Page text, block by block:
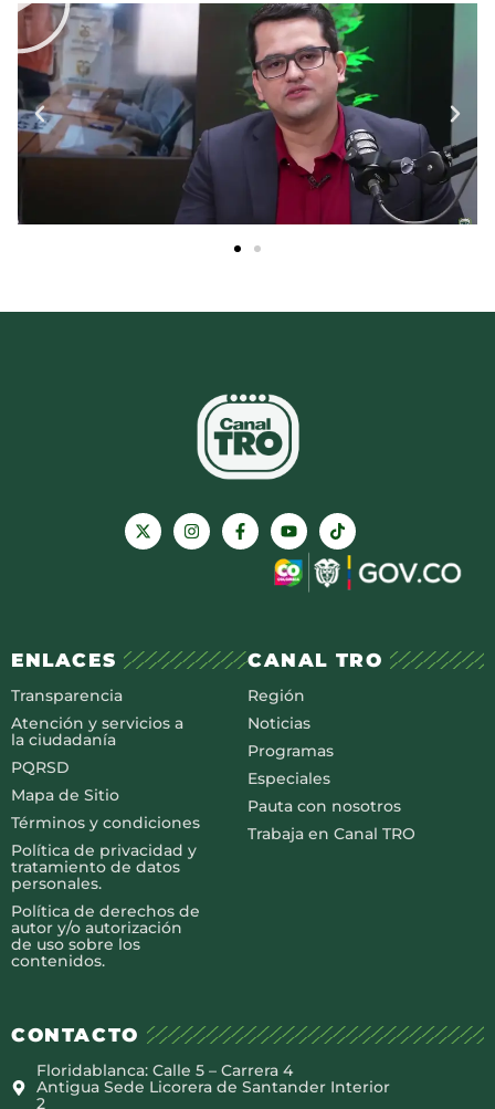
ENLACES
Transparencia
Atención y servicios a
la ciudadanía
PQRSD
Mapa de Sitio
Términos y condiciones
Política de privacidad y
tratamiento de datos
personales.
Política de derechos de
autor y/o autorización
de uso sobre los
contenidos.
CANAL TRO
Región
Noticias
Programas
Especiales
Pauta con nosotros
Trabaja en Canal TRO
CONTACTO
Floridablanca: Calle 5 – Carrera 4
Antigua Sede Licorera de Santander Interior
2